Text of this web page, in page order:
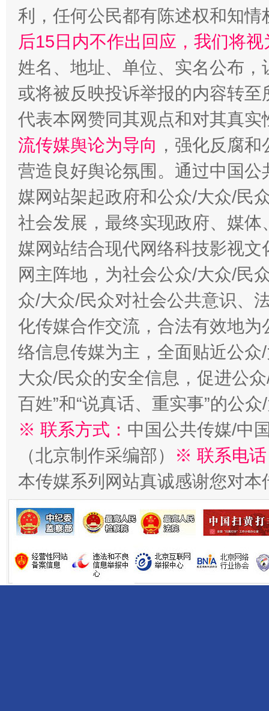
东山县通报“牛蛙产品抗生素超标问题” 法
千年窑火 生生不息 一
揭开“小金库”的免责幌子
利，任何公民都有陈述权和知情
后15日内不作出回应，我们将
姓名、地址、单位、实名公布
或将被反映投诉举报的内容转
代表本网赞同其观点和对其真实
流传媒舆论为导向 ，强化反腐
营造良好舆论氛围。通过中国
媒网站架起政府和公众/大众/民
社会发展，最终实现政府、媒
媒网站结合现代网络科技影视
网主阵地，为社会公众/大众/民
众/大众/民众对社会公共意识、
化传媒合作交流，合法有效地
络信息传媒为主，全面贴近公
大众/民众的安全信息，促进公
百姓”和“说真话、重实事”的公
※ 联系方式： 中国公共传媒/中
（北京制作采编部）
※ 联系电
本传媒系列网站真诚感谢您对